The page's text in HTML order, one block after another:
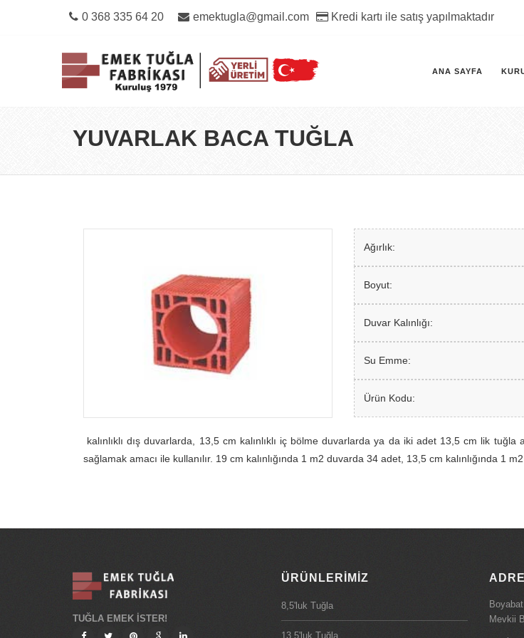
0 368 335 64 20 emektugla@gmail.com Kredi kartı ile satış yapılmaktadır
ANA SAYFA
YUVARLAK BACA TUĞLA
Ağırlık:
Boyut:
Duvar Kalınlığı:
Su Emme:
Ürün Kodu:
kalınlıklı dış duvarlarda, 13,5 cm kalınlıklı iç bölme duvarlarda ya da iki adet 13,5 cm lik tuğla
sağlamak amacı ile kullanılır. 19 cm kalınlığında 1 m2 duvarda 34 adet, 13,5 cm kalınlığında 1
TUĞLA EMEK İSTER!
ÜRÜNLERIMIZ
8,5'luk Tuğla
13,5'luk Tuğla
Mevkii